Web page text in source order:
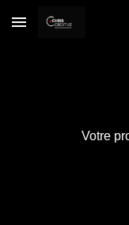
Skip to main content
Votre